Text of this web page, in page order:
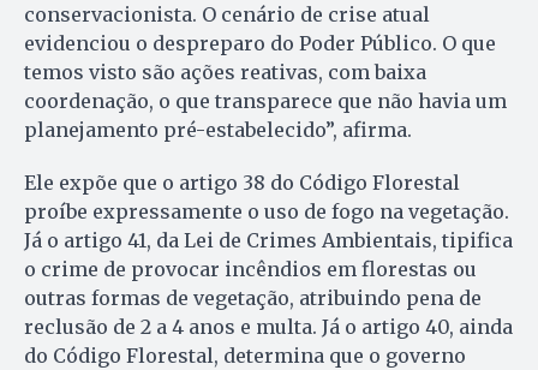
conservacionista. O cenário de crise atual
evidenciou o despreparo do Poder Público. O que
temos visto são ações reativas, com baixa
coordenação, o que transparece que não havia um
planejamento pré-estabelecido”, afirma.
Ele expõe que o artigo 38 do Código Florestal
proíbe expressamente o uso de fogo na vegetação.
Já o artigo 41, da Lei de Crimes Ambientais, tipifica
o crime de provocar incêndios em florestas ou
outras formas de vegetação, atribuindo pena de
reclusão de 2 a 4 anos e multa. Já o artigo 40, ainda
do Código Florestal, determina que o governo